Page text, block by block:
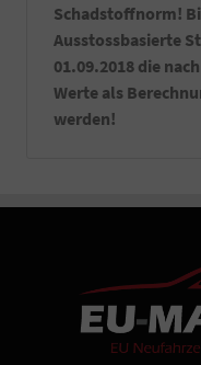
Schadstoffnorm!
Ausstossbasierte
01.09.2018 die
Werte als
werden!